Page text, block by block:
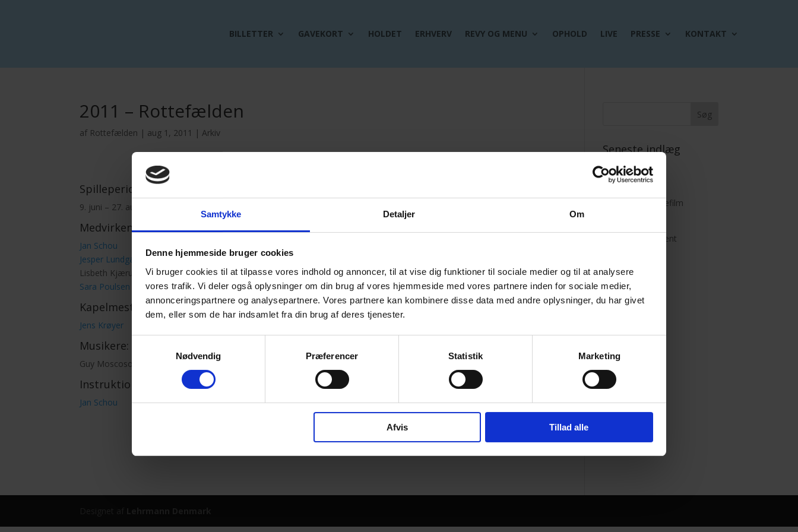
Samtykke Detaljer Om
Denne hjemmeside bruger cookies
Vi bruger cookies til at tilpasse vores indhold og annoncer, til at vise dig funktioner til sociale medier og til at analysere
vores trafik. Vi deler også oplysninger om din brug af vores hjemmeside med vores partnere inden for sociale medier,
annonceringspartnere og analysepartnere. Vores partnere kan kombinere disse data med andre oplysninger, du har givet
dem, eller som de har indsamlet fra din brug af deres tjenester.
Nødvendig
Præferencer Statistik Marketing
Afvis Tillad alle
BILLETTER GAVEKORT HOLDET ERHVERV REVY OG MENU OPHOLD LIVE PRESSE KONTAKT
2011 – Rottefælden
af Rottefælden | aug 1, 2011 |Arkiv
Spilleperiode:
9. juni – 27. august 2011
Medvirkende:
Jan Schou
Jesper Lundgaard
Lisbeth Kjærulff
Sara Poulsen
Kapelmester:
Jens Krøyer
Musikere:
Guy Moscoso, Ole Caspersen
Instruktion:
Jan Schou
Seneste indlæg
Tv2 Fyn
Anmeldelser
Se vores reklamefilm
Firma arrangement
Kategorier
Arkiv
Nyheder